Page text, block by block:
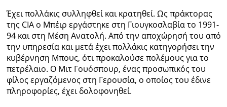
Έχει πολλάκις συλληφθεί και κρατηθεί. Ως πράκτορας
της CIA ο Μπέιρ εργάστηκε στη Γιουγκοσλαβία το 1991-
94 και στη Μέση Ανατολή. Από την αποχώρησή του από
την υπηρεσία και μετά έχει πολλάκις κατηγορήσει την
κυβέρνηση Μπους, ότι προκαλούσε πολέμους για το
πετρέλαιο. Ο Μιτ Γουόσπουρ, ένας προσωπικός του
φίλος εργαζόμενος στη Γερουσία, ο οποίος του έδινε
πληροφορίες, έχει δολοφονηθεί.